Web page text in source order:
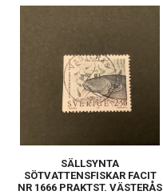
SÄLLSYNTA
SÖTVATTENSFISKAR FACIT
NR 1666 PRAKTST. VÄSTERÅS